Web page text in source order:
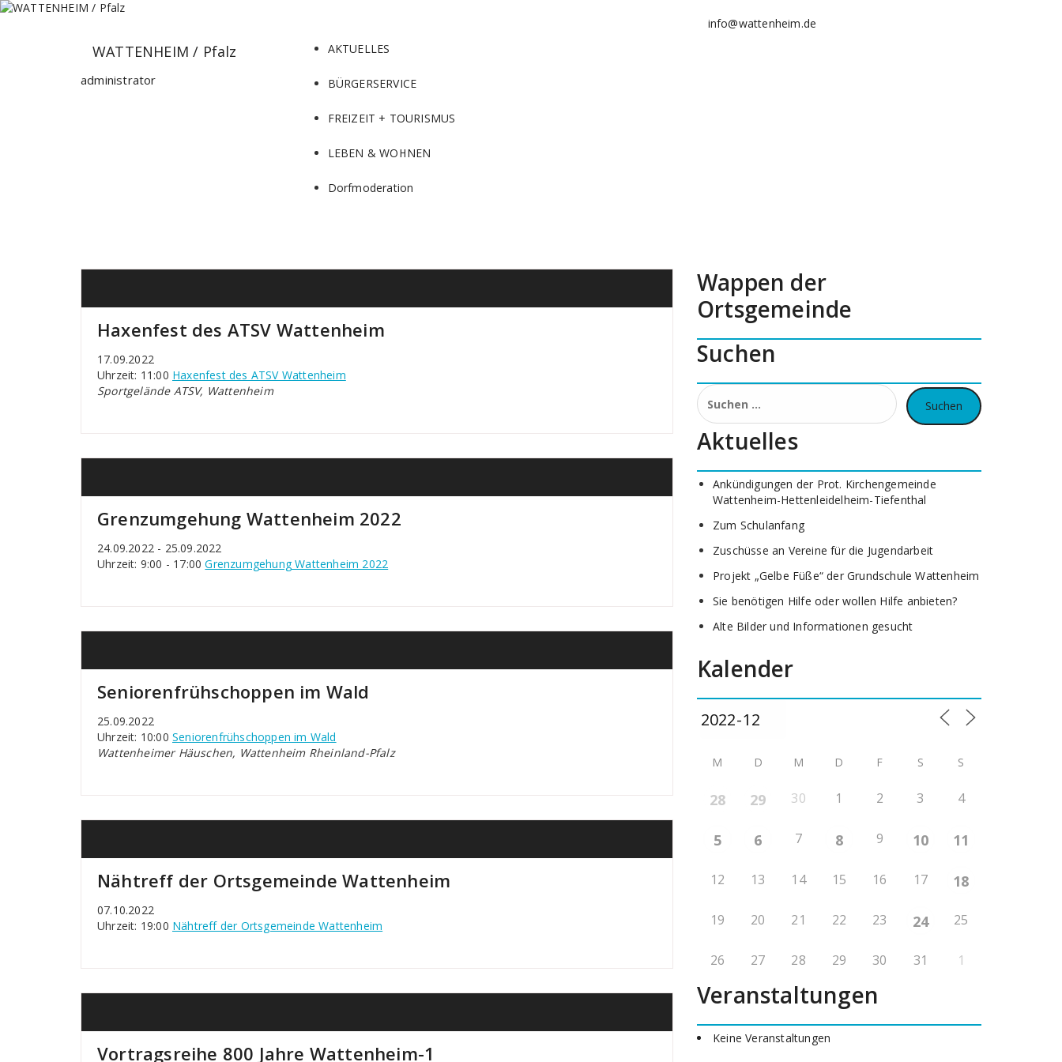
Zum
info@wattenheim.de
WATTENHEIM / Pfalz
administrator
AKTUELLES
BÜRGERSERVICE
FREIZEIT + TOURISMUS
LEBEN & WOHNEN
Dorfmoderation
Haxenfest des ATSV Wattenheim
17.09.2022
Uhrzeit: 11:00 Haxenfest des ATSV Wattenheim
Sportgelände ATSV, Wattenheim
Grenzumgehung Wattenheim 2022
24.09.2022 - 25.09.2022
Uhrzeit: 9:00 - 17:00Grenzumgehung Wattenheim 2022
Seniorenfrühschoppen im Wald
25.09.2022
Uhrzeit: 10:00 Seniorenfrühschoppen im Wald
Wattenheimer Häuschen, Wattenheim Rheinland-Pfalz
Nähtreff der Ortsgemeinde Wattenheim
07.10.2022
Uhrzeit: 19:00 Nähtreff der Ortsgemeinde Wattenheim
Vortragsreihe 800 Jahre Wattenheim-1
Wappen der
Ortsgemeinde
Suchen
Suchen
nach:
Aktuelles
Ankündigungen der Prot. Kirchengemeinde
Wattenheim-Hettenleidelheim-Tiefenthal
Zum Schulanfang
Zuschüsse an Vereine für die Jugendarbeit
Projekt „Gelbe Füße“ der Grundschule Wattenheim
Sie benötigen Hilfe oder wollen Hilfe anbieten?
Alte Bilder und Informationen gesucht
Kalender
M D M D F S S
28 29 30 1 2 3 4
5 6 7 8 9 10 11
12 13 14 15 16 17 18
19 20 21 22 23 24 25
26 27 28 29 30 31 1
Veranstaltungen
Keine Veranstaltungen